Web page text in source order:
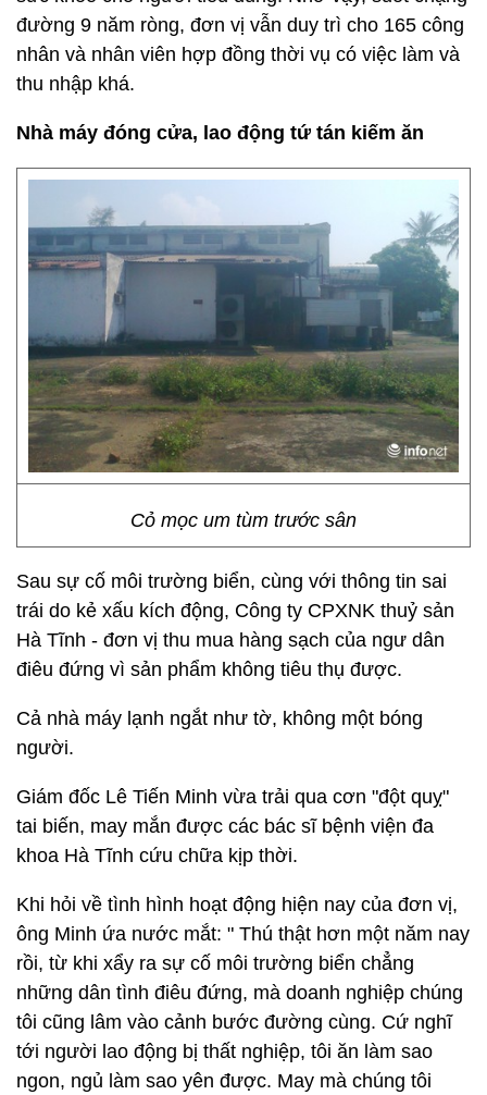
đường 9 năm ròng, đơn vị vẫn duy trì cho 165 công
nhân và nhân viên hợp đồng thời vụ có việc làm và
thu nhập khá.
Nhà máy đóng cửa, lao động tứ tán kiếm ăn
Cỏ mọc um tùm trước sân
Sau sự cố môi trường biển, cùng với thông tin sai
trái do kẻ xấu kích động, Công ty CPXNK thuỷ sản
Hà Tĩnh - đơn vị thu mua hàng sạch của ngư dân
điêu đứng vì sản phẩm không tiêu thụ được.
Cả nhà máy lạnh ngắt như tờ, không một bóng
người.
Giám đốc Lê Tiến Minh vừa trải qua cơn "đột quỵ"
tai biến, may mắn được các bác sĩ bệnh viện đa
khoa Hà Tĩnh cứu chữa kịp thời.
Khi hỏi về tình hình hoạt động hiện nay của đơn vị,
ông Minh ứa nước mắt: " Thú thật hơn một năm nay
rồi, từ khi xẩy ra sự cố môi trường biển chẳng
những dân tình điêu đứng, mà doanh nghiệp chúng
tôi cũng lâm vào cảnh bước đường cùng. Cứ nghĩ
tới người lao động bị thất nghiệp, tôi ăn làm sao
ngon, ngủ làm sao yên được. May mà chúng tôi